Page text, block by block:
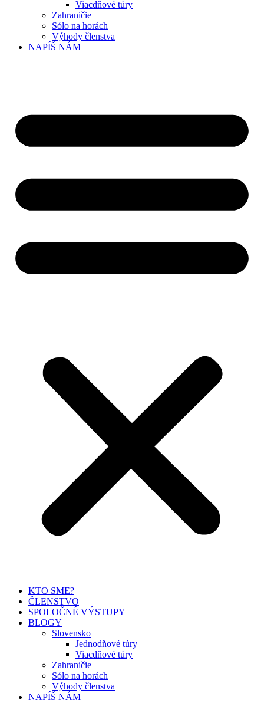
Viacdňové túry
Zahraničie
Sólo na horách
Výhody členstva
NAPÍŠ NÁM
KTO SME?
ČLENSTVO
SPOLOČNÉ VÝSTUPY
BLOGY
Slovensko
Jednodňové túry
Viacdňové túry
Zahraničie
Sólo na horách
Výhody členstva
NAPÍŠ NÁM